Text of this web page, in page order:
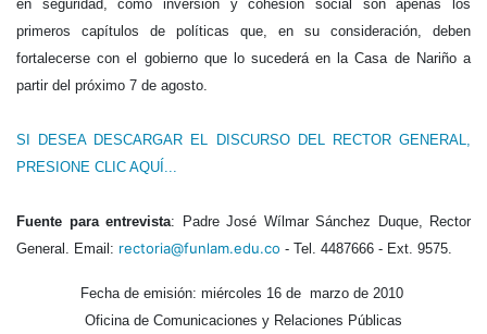
en seguridad, como inversión y cohesión social son apenas los
primeros capítulos de políticas que, en su consideración, deben
fortalecerse con el gobierno que lo sucederá en la Casa de Nariño a
partir del próximo 7 de agosto.
SI DESEA DESCARGAR EL DISCURSO DEL RECTOR GENERAL,
PRESIONE CLIC AQUÍ...
Fuente para entrevista: Padre José Wílmar Sánchez Duque, Rector
General. Email: rectoria@funlam.edu.co - Tel. 4487666 - Ext. 9575.
Fecha de emisión: miércoles 16 de marzo de 2010
Oficina de Comunicaciones y Relaciones Públicas